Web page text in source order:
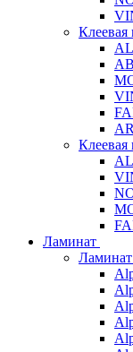
Клеевая
Клеевая
Ламинат